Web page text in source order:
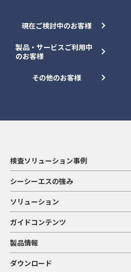
現在ご検討中のお客様
製品・サービスご利用中
のお客様
その他のお客様
検査ソリューション事例
シーシーエスの強み
ソリューション
ガイドコンテンツ
製品情報
ダウンロード